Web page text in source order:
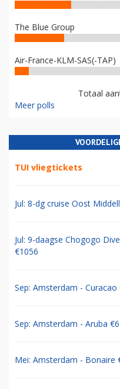
The Blue Group
Air-France-KLM-SAS(-TAP)
Totaal
Meer polls
TUI vliegtickets
Jul: 8-dg cruise Oost
Jul: 9-daagse Chogogo
€1056
Sep: Amsterdam - Curacao
Sep: Amsterdam - Aruba
Mei: Amsterdam - Bonaire